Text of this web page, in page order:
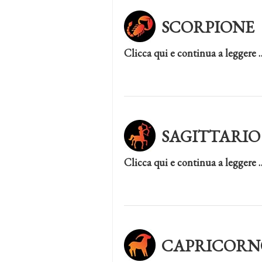
SCORPIONE
Clicca qui e continua a leggere
SAGITTARIO
Clicca qui e continua a leggere